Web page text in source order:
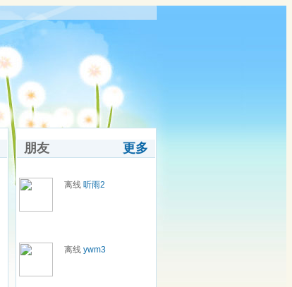
更多
朋友
离线 听雨2
离线 ywm3